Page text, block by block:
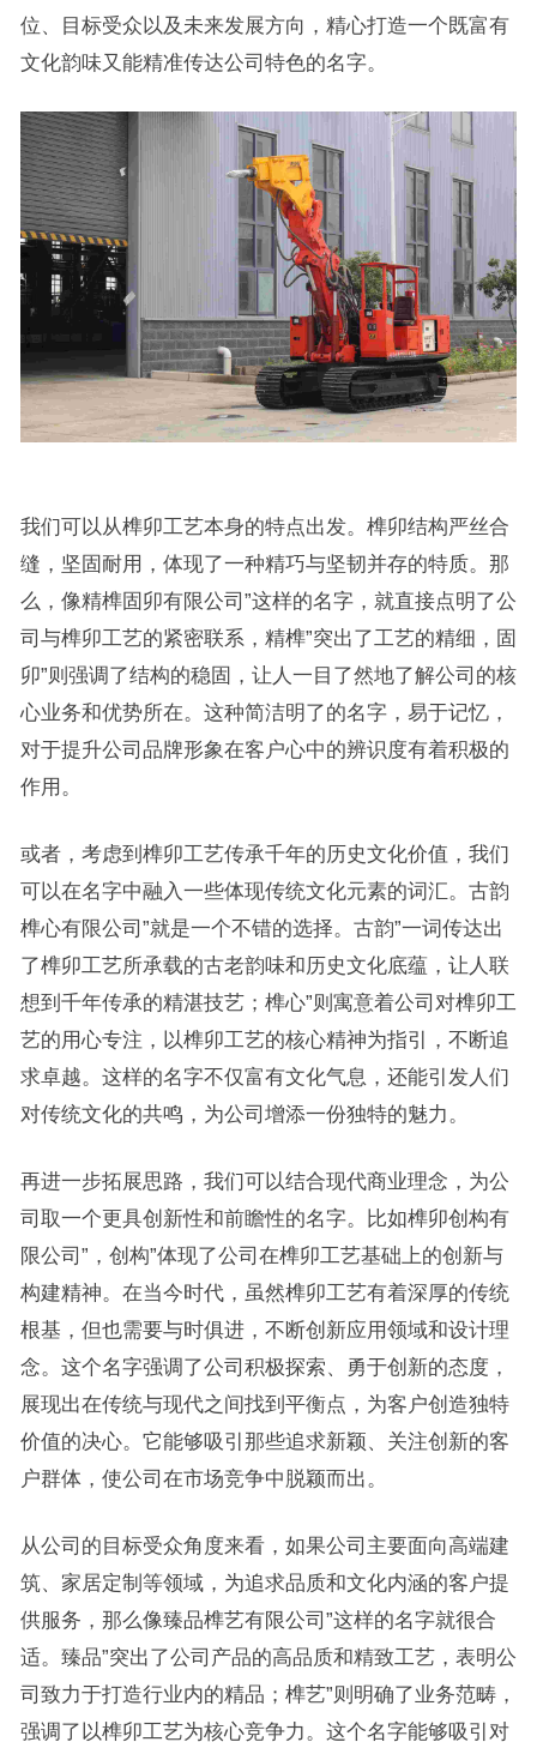
位、目标受众以及未来发展方向，精心打造一个既富有
文化韵味又能精准传达公司特色的名字。
我们可以从榫卯工艺本身的特点出发。榫卯结构严丝合
缝，坚固耐用，体现了一种精巧与坚韧并存的特质。那
么，像精榫固卯有限公司”这样的名字，就直接点明了公
司与榫卯工艺的紧密联系，精榫”突出了工艺的精细，固
卯”则强调了结构的稳固，让人一目了然地了解公司的核
心业务和优势所在。这种简洁明了的名字，易于记忆，
对于提升公司品牌形象在客户心中的辨识度有着积极的
作用。
或者，考虑到榫卯工艺传承千年的历史文化价值，我们
可以在名字中融入一些体现传统文化元素的词汇。古韵
榫心有限公司”就是一个不错的选择。古韵”一词传达出
了榫卯工艺所承载的古老韵味和历史文化底蕴，让人联
想到千年传承的精湛技艺；榫心”则寓意着公司对榫卯工
艺的用心专注，以榫卯工艺的核心精神为指引，不断追
求卓越。这样的名字不仅富有文化气息，还能引发人们
对传统文化的共鸣，为公司增添一份独特的魅力。
再进一步拓展思路，我们可以结合现代商业理念，为公
司取一个更具创新性和前瞻性的名字。比如榫卯创构有
限公司”，创构”体现了公司在榫卯工艺基础上的创新与
构建精神。在当今时代，虽然榫卯工艺有着深厚的传统
根基，但也需要与时俱进，不断创新应用领域和设计理
念。这个名字强调了公司积极探索、勇于创新的态度，
展现出在传统与现代之间找到平衡点，为客户创造独特
价值的决心。它能够吸引那些追求新颖、关注创新的客
户群体，使公司在市场竞争中脱颖而出。
从公司的目标受众角度来看，如果公司主要面向高端建
筑、家居定制等领域，为追求品质和文化内涵的客户提
供服务，那么像臻品榫艺有限公司”这样的名字就很合
适。臻品”突出了公司产品的高品质和精致工艺，表明公
司致力于打造行业内的精品；榫艺”则明确了业务范畴，
强调了以榫卯工艺为核心竞争力。这个名字能够吸引对